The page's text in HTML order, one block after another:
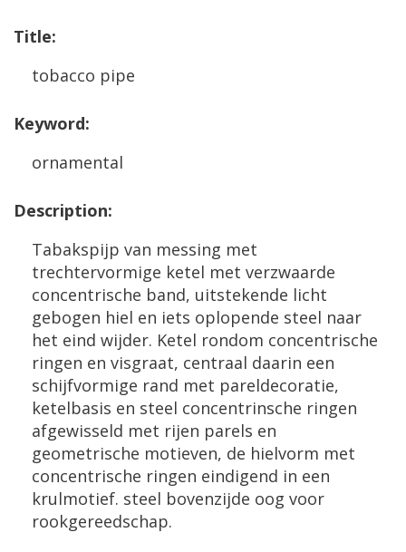
Title:
tobacco pipe
Keyword:
ornamental
Description:
Tabakspijp van messing met
trechtervormige ketel met verzwaarde
concentrische band, uitstekende licht
gebogen hiel en iets oplopende steel naar
het eind wijder. Ketel rondom concentrische
ringen en visgraat, centraal daarin een
schijfvormige rand met pareldecoratie,
ketelbasis en steel concentrinsche ringen
afgewisseld met rijen parels en
geometrische motieven, de hielvorm met
concentrische ringen eindigend in een
krulmotief. steel bovenzijde oog voor
rookgereedschap.